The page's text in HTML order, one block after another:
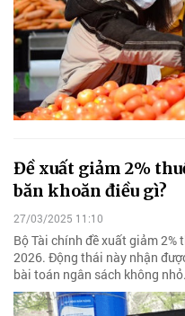
Đề xuất giảm 2%
băn khoăn điều gì?
27/03/2025 11:10
Bộ Tài chính đề xuất giảm 2%
2026. Động thái này nhận
bài toán ngân sách không